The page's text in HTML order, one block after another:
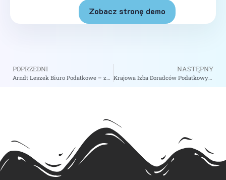
Zobacz stronę demo
POPRZEDNI
Arndt Leszek Biuro Podatkowe – zobacz na biizii.com
NASTĘPNY
Krajowa Izba Doradców Podatkowych – zobacz na biizii.com